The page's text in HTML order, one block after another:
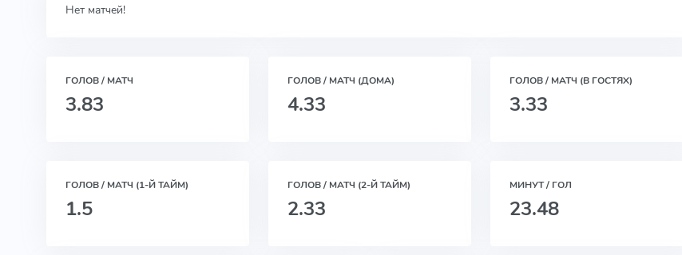
Нет матчей!
ГОЛОВ / МАТЧ
3.83
ГОЛОВ / МАТЧ (ДОМА)
4.33
ГОЛОВ / МАТЧ (В ГОСТЯХ)
3.33
ГОЛОВ / МАТЧ (1-Й ТАЙМ)
1.5
ГОЛОВ / МАТЧ (2-Й ТАЙМ)
2.33
МИНУТ / ГОЛ
23.48